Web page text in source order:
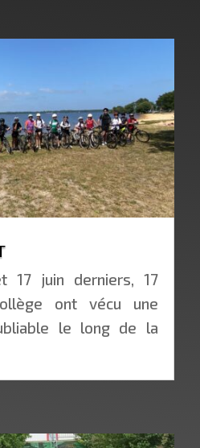
17 juin derniers, 17
ont vécu une
le long de la